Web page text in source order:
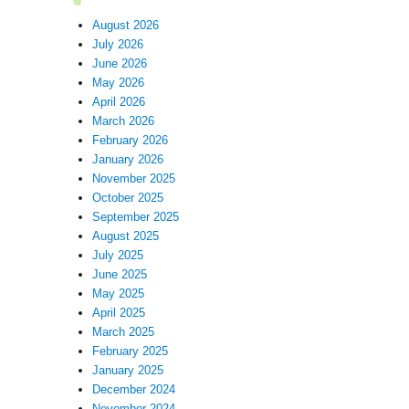
August 2026
July 2026
June 2026
May 2026
April 2026
March 2026
February 2026
January 2026
November 2025
October 2025
September 2025
August 2025
July 2025
June 2025
May 2025
April 2025
March 2025
February 2025
January 2025
December 2024